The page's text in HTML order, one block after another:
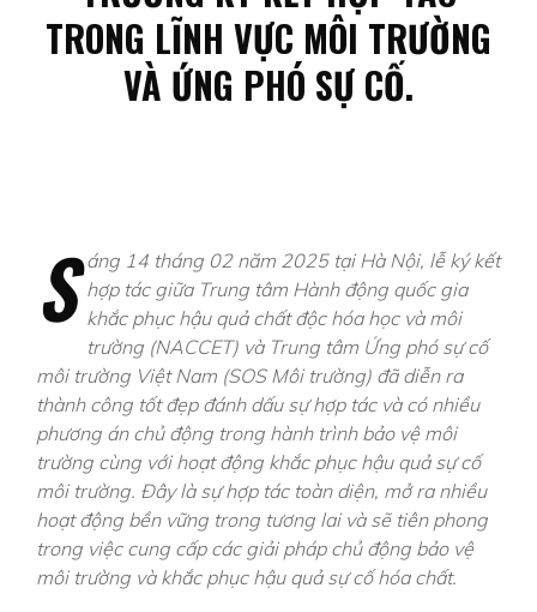
TRONG LĨNH VỰC MÔI TRƯỜNG
VÀ ỨNG PHÓ SỰ CỐ.
S áng 14 tháng 02 năm 2025 tại Hà Nội, lễ ký kết
hợp tác giữa Trung tâm Hành động quốc gia
khắc phục hậu quả chất độc hóa học và môi
trường (NACCET) và Trung tâm Ứng phó sự cố
môi trường Việt Nam (SOS Môi trường) đã diễn ra
thành công tốt đẹp đánh dấu sự hợp tác và có nhiều
phương án chủ động trong hành trình bảo vệ môi
trường cùng với hoạt động khắc phục hậu quả sự cố
môi trường. Đây là sự hợp tác toàn diện, mở ra nhiều
hoạt động bền vững trong tương lai và sẽ tiên phong
trong việc cung cấp các giải pháp chủ động bảo vệ
môi trường và khắc phục hậu quả sự cố hóa chất.